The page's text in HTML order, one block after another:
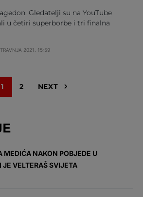
Gledatelji su na YouTube
u četiri superborbe i tri finalna
2021. 15:59
1 2 NEXT
MEDIĆA NAKON POBJEDE U
JE VELTERAŠ SVIJETA